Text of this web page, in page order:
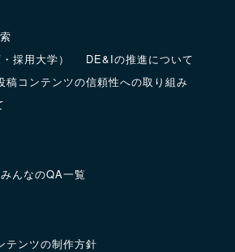
採用大学）
DE&Iの推進について
稿コンテンツの信頼性への取り組み
みんなのQA一覧
テンツの制作方針